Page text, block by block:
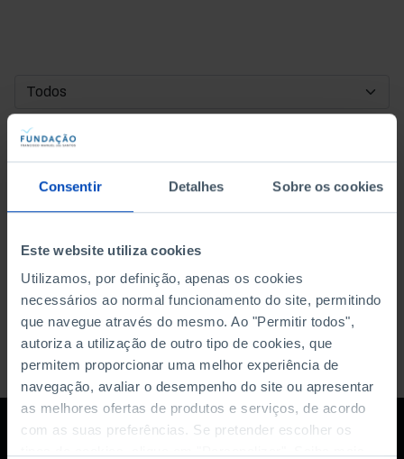
Consentir Detalhes Sobre os cookies
Este website utiliza cookies
Utilizamos, por definição, apenas os cookies
necessários ao normal funcionamento do site, permitindo
que navegue através do mesmo. Ao "Permitir todos",
autoriza a utilização de outro tipo de cookies, que
permitem proporcionar uma melhor experiência de
navegação, avaliar o desempenho do site ou apresentar
as melhores ofertas de produtos e serviços, de acordo
com as suas preferências. Se pretender escolher os
DATA DE INÍCIO
DATA DE FIM